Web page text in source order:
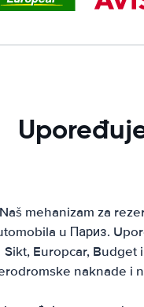
Naš mehanizam za
u Париз.
Sikt, Europcar, Budget
naknade i